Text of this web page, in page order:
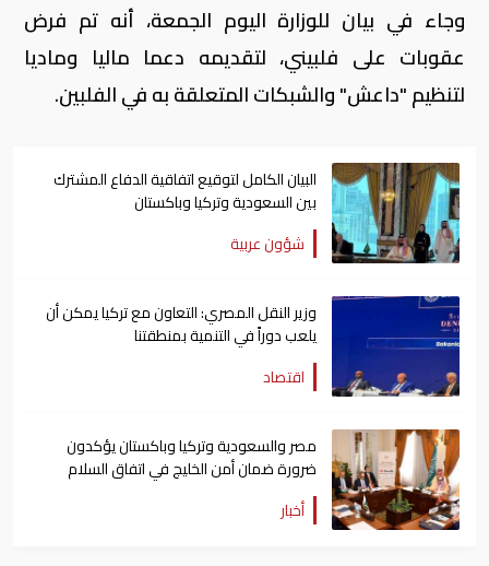
وجاء في بيان للوزارة اليوم الجمعة، أنه تم فرض
عقوبات على فلبيني، لتقديمه دعما ماليا وماديا
لتنظيم "داعش" والشبكات المتعلقة به في الفلبين.
البيان الكامل لتوقيع اتفاقية الدفاع المشترك
بين السعودية وتركيا وباكستان
شؤون عربية
وزير النقل المصري: التعاون مع تركيا يمكن أن
يلعب دوراً في التنمية بمنطقتنا
اقتصاد
مصر والسعودية وتركيا وباكستان يؤكدون
ضرورة ضمان أمن الخليج في اتفاق السلام
أخبار